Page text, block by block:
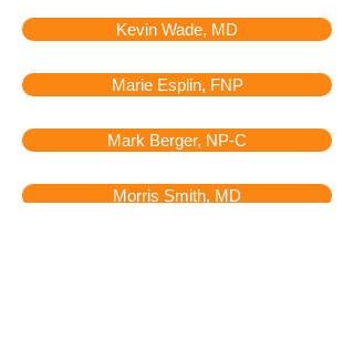
Kevin Wade, MD
Marie Esplin, FNP
Mark Berger, NP-C
Morris Smith, MD